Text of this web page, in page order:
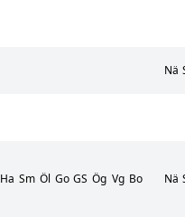
Nä
Ha Sm Öl Go GS Ög Vg Bo Nä